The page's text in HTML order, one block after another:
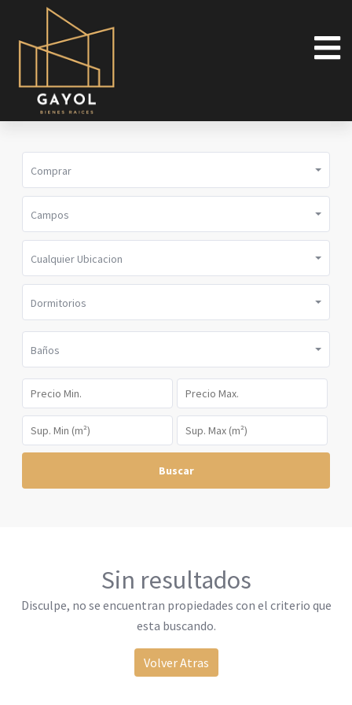
Comprar
Campos
Cualquier Ubicacion
Dormitorios
Baños
Buscar
Sin resultados
Disculpe, no se encuentran propiedades con el criterio que
esta buscando.
Volver Atras